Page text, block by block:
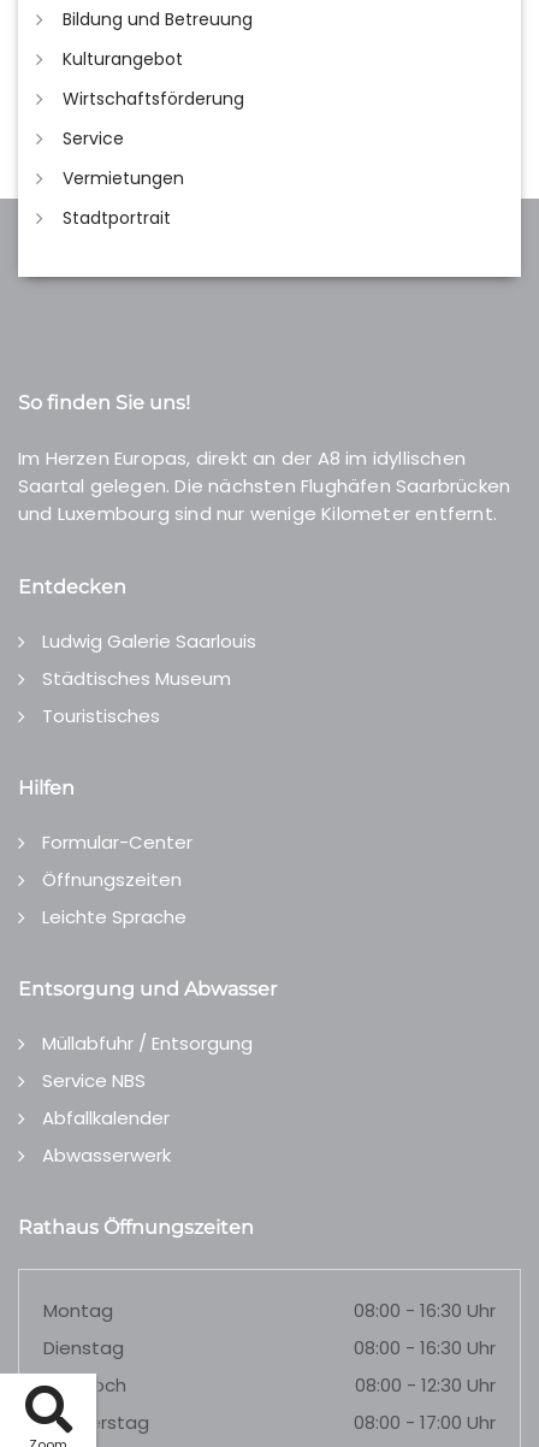
Bildung und Betreuung
Kulturangebot
Wirtschaftsförderung
Service
Vermietungen
Stadtportrait
So finden Sie uns!
Im Herzen Europas, direkt an der A8 im idyllischen
Saartal gelegen. Die nächsten Flughäfen Saarbrücken
und Luxembourg sind nur wenige Kilometer entfernt.
Entdecken
Ludwig Galerie Saarlouis
Städtisches Museum
Touristisches
Hilfen
Formular-Center
Öffnungszeiten
Leichte Sprache
Entsorgung und Abwasser
Müllabfuhr / Entsorgung
Service NBS
Abfallkalender
Abwasserwerk
Rathaus Öffnungszeiten
Montag
08:00 - 16:30 Uhr
Dienstag
08:00 - 16:30 Uhr
Mittwoch
08:00 - 12:30 Uhr
Donnerstag
08:00 - 17:00 Uhr